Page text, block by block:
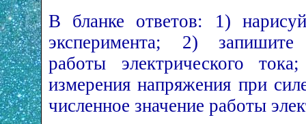
В бланке ответов: 1)
эксперимента; 2)
работы электрического
измерения напряжения при
численное значение работы